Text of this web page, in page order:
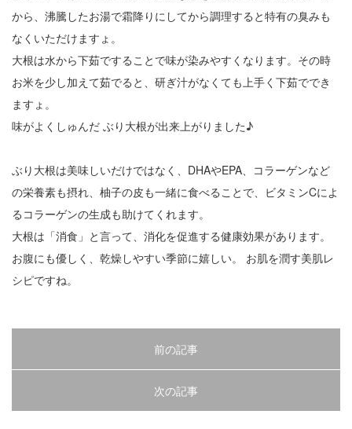
から、沸騰したお湯で霜降りにしてから調理すると特有の臭みも
なくいただけますょ。
大根は水から下茹ですることで味が染みやすくなります。その時
お米を少し加えて茹でると、研ぎ汁がなくても上手く下茹ででき
ますょ。
味がよくしゅんだ ぶり大根が出来上がりました♪
ぶり大根は美味しいだけではなく、DHAやEPA、コラーゲンなど
の栄養素も摂れ、柚子の皮も一緒に食べることで、ビタミンCによ
るコラーゲンの生成も助けてくれます。
大根は「消食」と言って、消化を促進する健康効果があります。
お腹にも優しく、乾燥しやすい季節に嬉しい。 お肌を潤す美肌レ
シピですね。
前の記事
次の記事
3
4
5
8
15